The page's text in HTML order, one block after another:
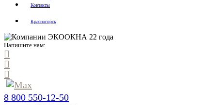
Контакты
Красногорск
Напишите нам:
8 800 550-12-50